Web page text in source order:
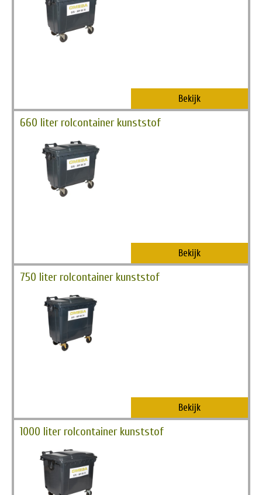
Bekijk
660 liter rolcontainer kunststof
Bekijk
750 liter rolcontainer kunststof
Bekijk
1000 liter rolcontainer kunststof